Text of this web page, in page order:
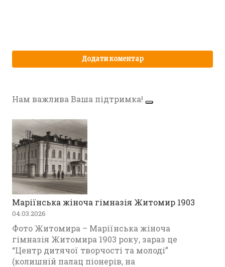
Нам важлива Ваша підтримка!
Маріїнська жіноча гімназія Житомир 1903
04.03.2026
Фото Житомира – Маріїнська жіноча
гімназія Житомира 1903 року, зараз це
“Центр дитячої творчості та молоді”
(колишній палац піонерів, на